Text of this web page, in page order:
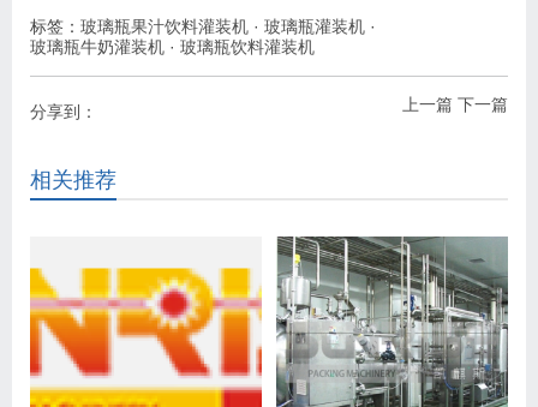
标签： 玻璃瓶果汁饮料灌装机 · 玻璃瓶灌装机 ·
玻璃瓶牛奶灌装机 · 玻璃瓶饮料灌装机
上一篇 下一篇
分享到：
相关推荐